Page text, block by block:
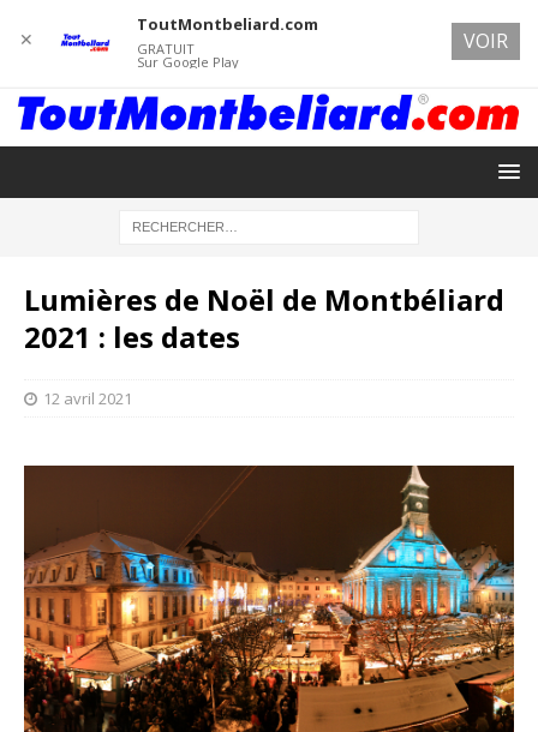
Lumières de Noël de Montbéliard
2021 : les dates
12 avril 2021
✕
ToutMontbeliard.com
GRATUIT
Sur Google Play
VOIR